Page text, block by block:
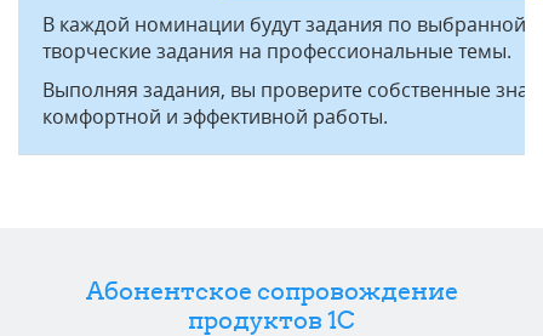
В каждой номинации будут задания по выбранной
творческие задания на профессиональные темы.
Выполняя задания, вы проверите собственные
комфортной и эффективной работы.
Абонентское сопровождение
продуктов 1C